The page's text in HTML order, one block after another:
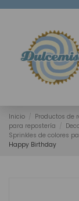
Inicio Productos de
para repostería
Sprinkles de colores
Happy Birthday